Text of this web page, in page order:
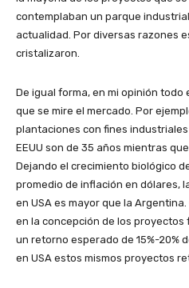
contemplaban un parque
actualidad. Por diversas razones
cristalizaron.
De igual forma, en mi opinión
que se mire el mercado. Por
plantaciones con fines
EEUU son de 35 años mientras
Dejando el crecimiento biológico
promedio de inflación en dólares,
en USA es mayor que la
en la concepción de los
un retorno esperado de 15%-20%
en USA estos mismos proyectos